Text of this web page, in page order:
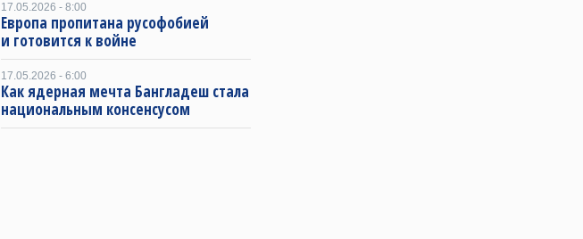
17.05.2026 - 8:00
Европа пропитана русофобией
и готовится к войне
17.05.2026 - 6:00
Как ядерная мечта Бангладеш стала
национальным консенсусом